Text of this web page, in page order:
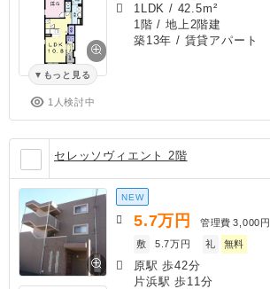
もっと見る
1人検討中
1LDK / 42.5m²
1階 / 地上2階建
築13年 / 賃貸アパート
セレッソヴィエント 2階
NEW
5.7万円 管理費 3,000円
敷
5.7万円 礼 無料
原駅 歩42分
片浜駅 歩11分